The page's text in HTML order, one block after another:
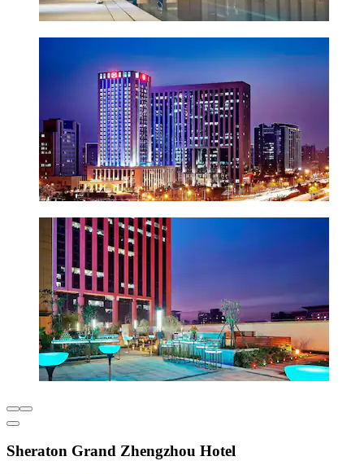
Sheraton Grand Zhengzhou Hotel